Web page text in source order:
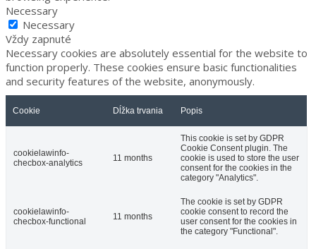
Necessary
Necessary
Vždy zapnuté
Necessary cookies are absolutely essential for the website to
function properly. These cookies ensure basic functionalities
and security features of the website, anonymously.
Cookie Dĺžka trvania Popis
cookielawinfo-
checbox-analytics
11 months
This cookie is set by GDPR
Cookie Consent plugin. The
cookie is used to store the user
consent for the cookies in the
category "Analytics".
cookielawinfo-
checbox-functional
11 months
The cookie is set by GDPR
cookie consent to record the
user consent for the cookies in
the category "Functional".